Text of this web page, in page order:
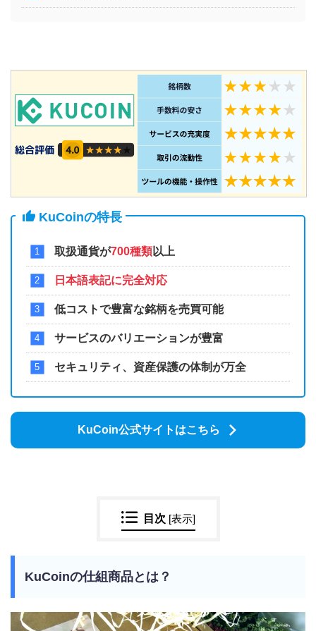
KuCoinの特長
取扱通貨が700種類以上
日本語表記に完全対応
低コストで豊富な銘柄を売買可能
サービスのバリエーションが豊富
セキュリティ、資産保護の体制が万全
KuCoin公式サイトはこちら
目次 [表示]
KuCoinの仕組商品とは？